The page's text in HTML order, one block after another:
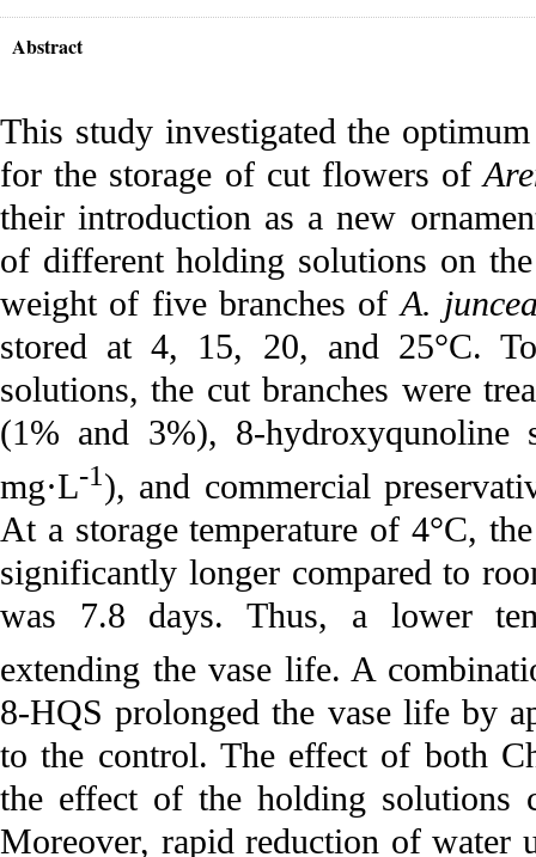
Abstract
This study investigated the
for the storage of cut flowers of
their introduction as a new
of different holding solutions on
weight of five branches ofA.
stored at 4, 15, 20, and 25°C.
solutions, the cut branches were
(1% and 3%), 8-
mg·L-1 ), and commercial
At a storage temperature of 4°C,
significantly longer compared to
was 7.8 days. Thus, a lower
extending the vase life. A
8-HQS prolonged the vase life by
to the control. The effect of both
the effect of the holding solutions
Moreover, rapid reduction of water